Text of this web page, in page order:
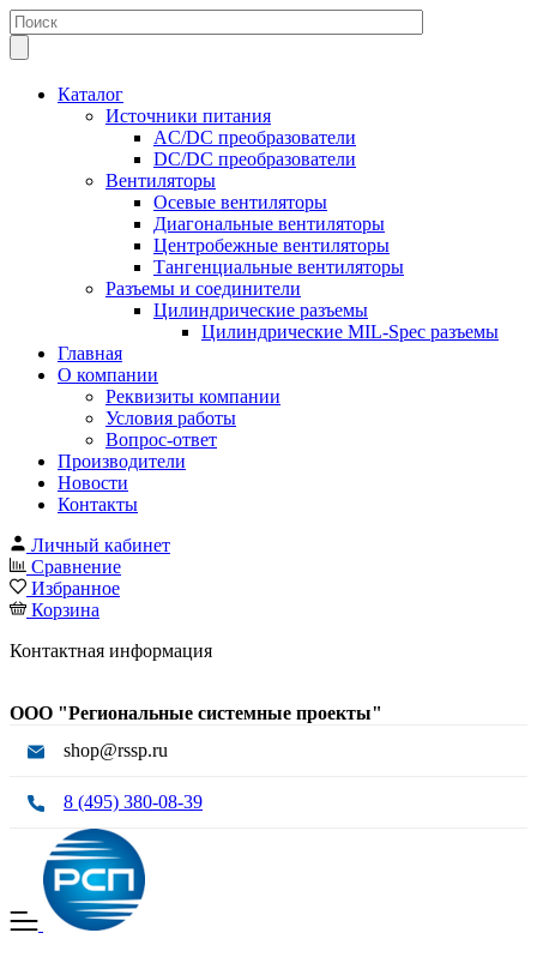
Каталог
Источники питания
AC/DC преобразователи
DC/DC преобразователи
Вентиляторы
Осевые вентиляторы
Диагональные вентиляторы
Центробежные вентиляторы
Тангенциальные вентиляторы
Разъемы и соединители
Цилиндрические разъемы
Цилиндрические MIL-Spec разъемы
Главная
О компании
Реквизиты компании
Условия работы
Вопрос-ответ
Производители
Новости
Контакты
Личный кабинет
Сравнение
Избранное
Корзина
Контактная информация
ООО "Региональные системные проекты"
shop@rssp.ru
8 (495) 380-08-39